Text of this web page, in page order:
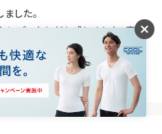
した。
ぴったりだと感じました。喜ん
！
なった Like!